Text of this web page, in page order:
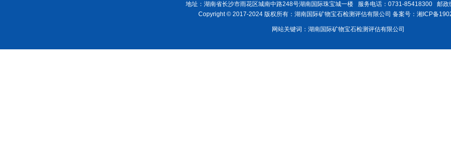
地址：湖南省长沙市雨花区城南中路248号湖南国际珠宝城一楼 服务电话：0731-85418300 邮政
Copyright © 2017-2024 版权所有：湖南国际矿物宝石检测评估有限公司 备案号：湘ICP备
网站关键词：湖南国际矿物宝石检测评估有限公司